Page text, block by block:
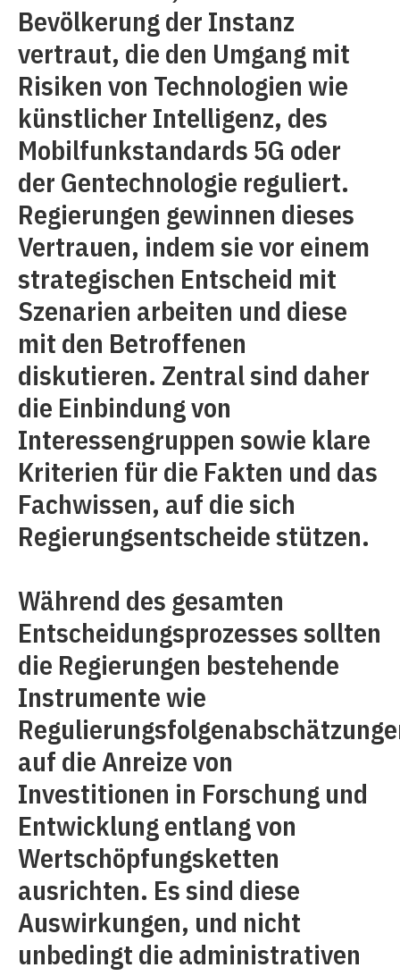
Bevölkerung der Instanz
vertraut, die den Umgang mit
Risiken von Technologien wie
künstlicher Intelligenz, des
Mobilfunkstandards 5G oder
der Gentechnologie reguliert.
Regierungen gewinnen dieses
Vertrauen, indem sie vor einem
strategischen Entscheid mit
Szenarien arbeiten und diese
mit den Betroffenen
diskutieren. Zentral sind daher
die Einbindung von
Interessengruppen sowie klare
Kriterien für die Fakten und das
Fachwissen, auf die sich
Regierungsentscheide stützen.
Während des gesamten
Entscheidungsprozesses sollten
die Regierungen bestehende
Instrumente wie
auf die Anreize von
Investitionen in Forschung und
Entwicklung entlang von
Wertschöpfungsketten
ausrichten. Es sind diese
Auswirkungen, und nicht
unbedingt die administrativen